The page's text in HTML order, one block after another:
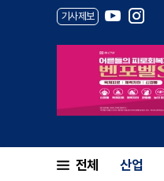
기사제보
전체 산업